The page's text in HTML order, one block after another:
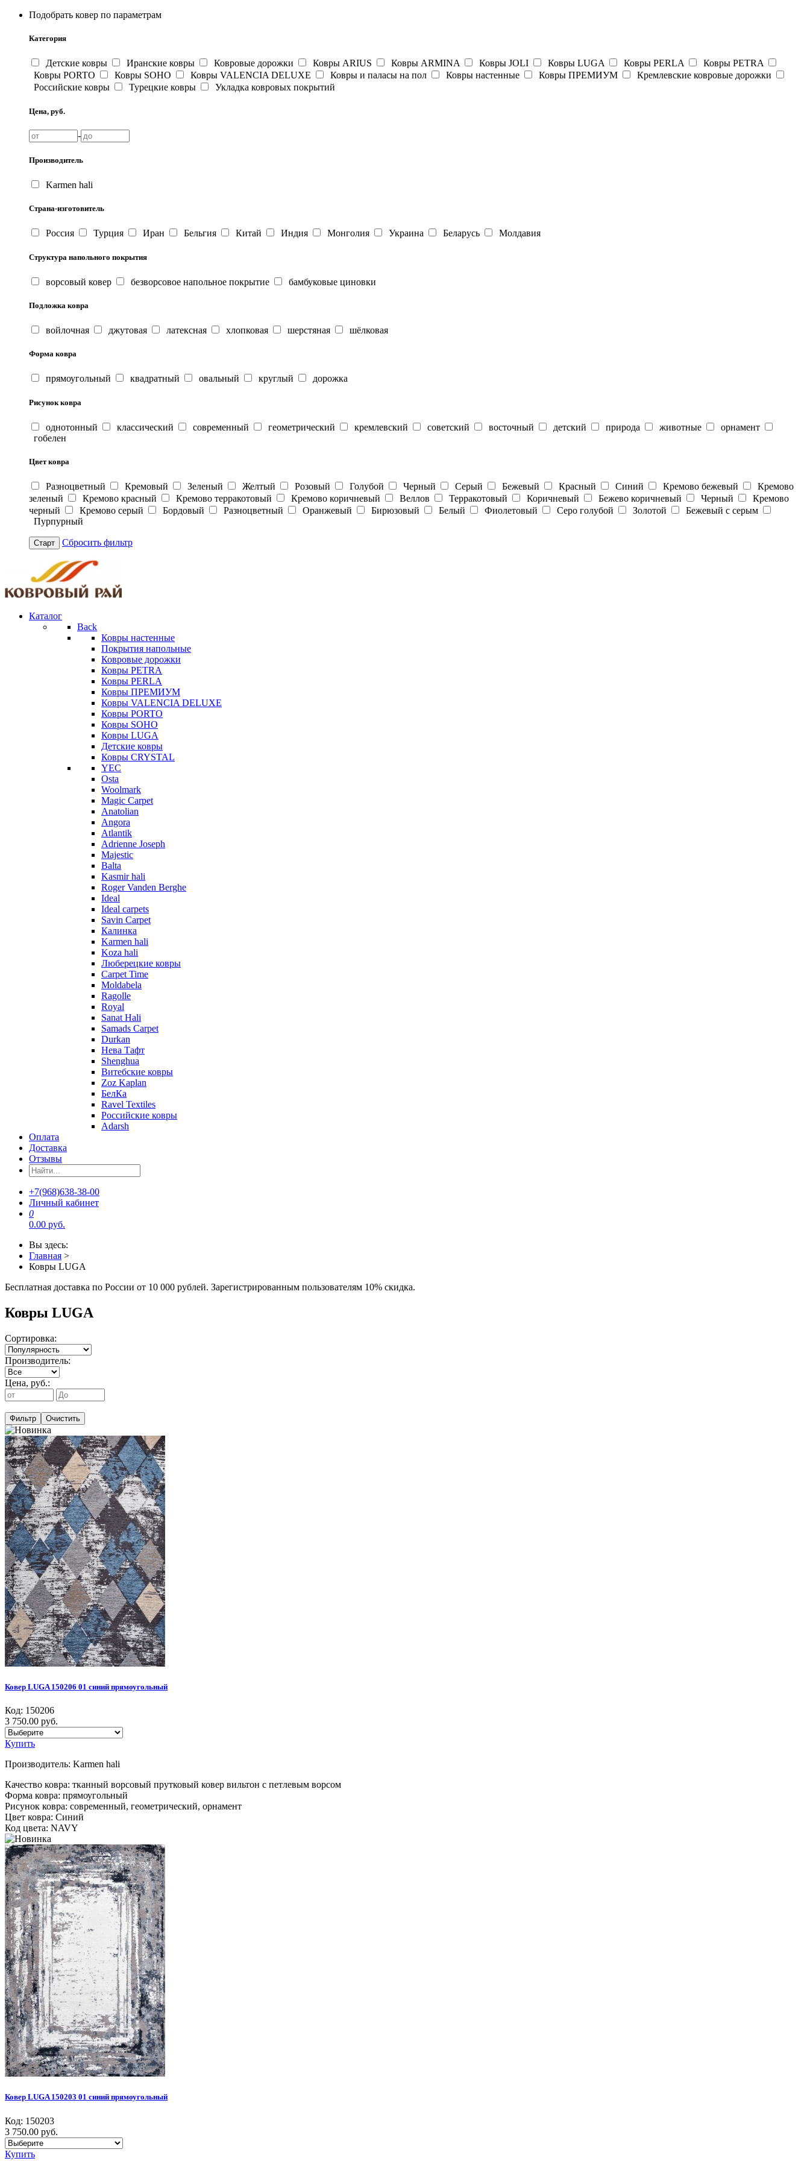
Подобрать ковер по параметрам
Категория
Детские ковры Иранские ковры Ковровые дорожки Ковры ARIUS Ковры ARMINA Ковры JOLI Ковры LUGA Ковры PERLA
Ковры PETRA
Ковры PORTO
Ковры SOHO Ковры VALENCIA DELUXE Ковры и паласы на пол Ковры настенные Ковры ПРЕМИУМ
Кремлевские ковровые дорожки
Российские ковры
Турецкие ковры Укладка ковровых покрытий
Цена, руб.
-
Производитель
Karmen hali
Страна-изготовитель
Россия Турция Иран Бельгия Китай Индия Монголия Украина Беларусь Молдавия
Структура напольного покрытия
ворсовый ковер безворсовое напольное покрытие бамбуковые циновки
Подложка ковра
войлочная джутовая латексная хлопковая шерстяная шёлковая
Форма ковра
прямоугольный квадратный овальный круглый дорожка
Рисунок ковра
однотонный классический современный геометрический кремлевский советский восточный детский природа животные
орнамент
гобелен
Цвет ковра
Разноцветный Кремовый Зеленый Желтый Розовый Голубой Черный Серый Бежевый Красный Синий Кремово бежевый
Кремово
зеленый
Кремово красный Кремово терракотовый Кремово коричневый Веллов Терракотовый Коричневый Бежево коричневый Черный
Кремово
черный
Кремово серый Бордовый Разноцветный Оранжевый Бирюзовый Белый Фиолетовый Серо голубой Золотой
Бежевый с серым
Пурпурный
Старт Сбросить фильтр
Каталог
Back
Ковры настенные
Покрытия напольные
Ковровые дорожки
Ковры PETRA
Ковры PERLA
Ковры ПРЕМИУМ
Ковры VALENCIA DELUXE
Ковры PORTO
Ковры SOHO
Ковры LUGA
Детские ковры
Ковры CRYSTAL
YEC
Osta
Woolmark
Magic Carpet
Anatolian
Angora
Atlantik
Adrienne Joseph
Majestic
Balta
Kasmir hali
Roger Vanden Berghe
Ideal
Ideal carpets
Savin Carpet
Калинка
Karmen hali
Koza hali
Люберецкие ковры
Carpet Time
Moldabela
Ragolle
Royal
Sanat Hali
Samads Carpet
Durkan
Нева Тафт
Shenghua
Витебские ковры
Zoz Kaplan
БелКа
Ravel Textiles
Российские ковры
Adarsh
Оплата
Доставка
Отзывы
+7(968)638-38-00
Личный кабинет
0
0.00 руб.
Вы здесь:
Главная >
Ковры LUGA
Бесплатная доставка по России от 10 000 рублей. Зарегистрированным пользователям 10% скидка.
Ковры LUGA
Сортировка:
Производитель:
Цена, руб.:
Фильтр Очистить
Ковер LUGA 150206 01 синий прямоугольный
Код: 150206
3 750.00 руб.
Купить
Производитель: Karmen hali
Качество ковра: тканный ворсовый прутковый ковер вильтон с петлевым ворсом
Форма ковра: прямоугольный
Рисунок ковра: современный, геометрический, орнамент
Цвет ковра: Синий
Код цвета: NAVY
Ковер LUGA 150203 01 синий прямоугольный
Код: 150203
3 750.00 руб.
Купить